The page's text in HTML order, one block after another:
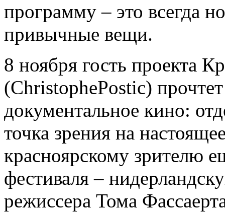
программу – это всегда
привычные вещи.
8 ноября гость проекта
(ChristophePostic)
документальное кино:
точка зрения на
красноярскому зрителю
фестиваля –
режиссера Тома